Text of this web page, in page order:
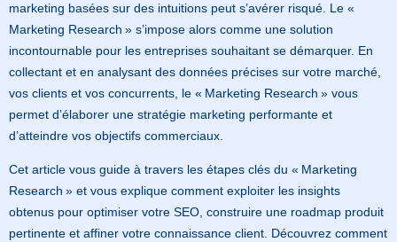
marketing basées sur des intuitions peut s’avérer risqué. Le «
Marketing Research » s’impose alors comme une solution
incontournable pour les entreprises souhaitant se démarquer. En
collectant et en analysant des données précises sur votre marché,
vos clients et vos concurrents, le « Marketing Research » vous
permet d’élaborer une stratégie marketing performante et
d’atteindre vos objectifs commerciaux.
Cet article vous guide à travers les étapes clés du « Marketing
Research » et vous explique comment exploiter les insights
obtenus pour optimiser votre SEO, construire une roadmap produit
pertinente et affiner votre connaissance client. Découvrez comment